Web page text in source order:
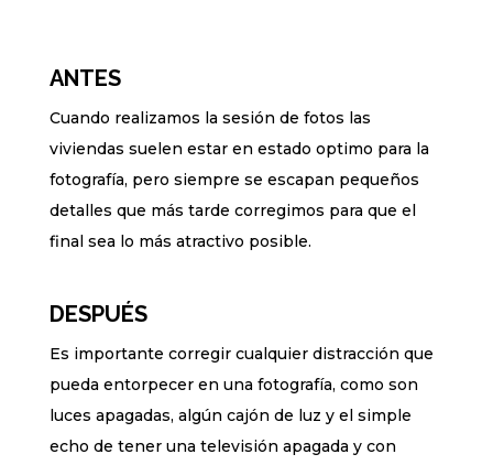
ANTES
Cuando realizamos la sesión de fotos las
viviendas suelen estar en estado optimo para la
fotografía, pero siempre se escapan pequeños
detalles que más tarde corregimos para que el
final sea lo más atractivo posible.
DESPUÉS
Es importante corregir cualquier distracción que
pueda entorpecer en una fotografía, como son
luces apagadas, algún cajón de luz y el simple
echo de tener una televisión apagada y con